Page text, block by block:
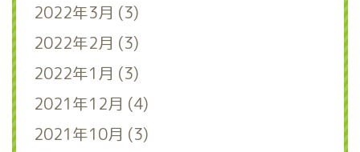
2022年3月 (3)
2022年2月 (3)
2022年1月 (3)
2021年12月 (4)
2021年10月 (3)